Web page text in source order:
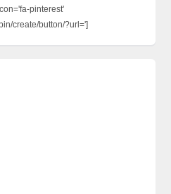
pinterest'
create/button/?url=']